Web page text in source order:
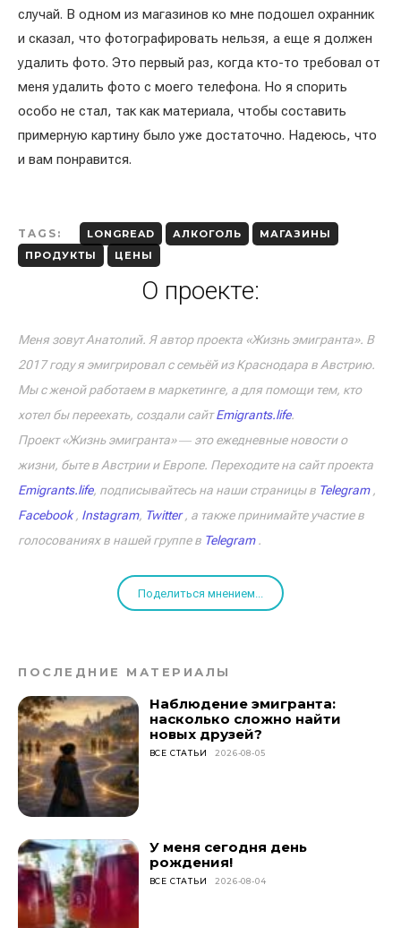
случай. В одном из магазинов ко мне подошел охранник
и сказал, что фотографировать нельзя, а еще я должен
удалить фото. Это первый раз, когда кто-то требовал от
меня удалить фото с моего телефона. Но я спорить
особо не стал, так как материала, чтобы составить
примерную картину было уже достаточно. Надеюсь, что
и вам понравится.
TAGS: LONGREAD АЛКОГОЛЬ
МАГАЗИНЫ
ПРОДУКТЫ
ЦЕНЫ
О проекте:
Меня зовут Анатолий. Я автор проекта «Жизнь эмигранта». В
2017 году я эмигрировал с семьёй из Краснодара в Австрию.
Мы с женой работаем в маркетинге, а для помощи тем, кто
хотел бы переехать, создали сайтEmigrants.life.
Проект «Жизнь эмигранта» ― это ежедневные новости о
жизни, быте в Австрии и Европе. Переходите на сайт проекта
Emigrants.life, подписывайтесь на наши страницы в Telegram,
Facebook, Instagram, Twitter, а также принимайте участие в
голосованиях в нашей группе в Telegram.
Поделиться мнением...
ПОСЛЕДНИЕ МАТЕРИАЛЫ
Наблюдение эмигранта:
насколько сложно найти
новых друзей?
ВСЕ СТАТЬИ 2026-08-05
У меня сегодня день
рождения!
ВСЕ СТАТЬИ 2026-08-04